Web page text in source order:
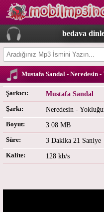
bedava
Mustafa Sandal - Neredesin
Şarkıcı: Mustafa Sandal
Şarkı: Neredesin -
Boyut: 3.08 MB
Süre: 3 Dakika 21 Saniye
Kalite: 128 kb/s